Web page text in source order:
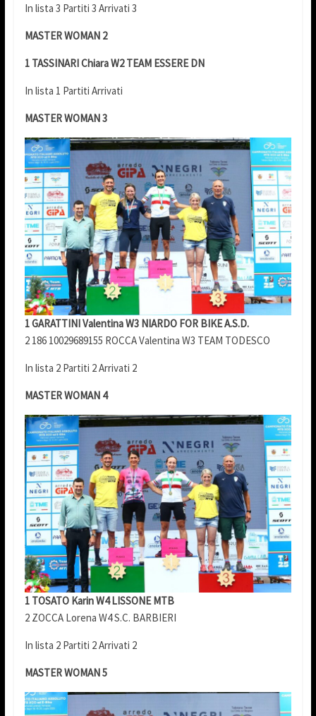
In lista 3 Partiti 3 Arrivati 3
MASTER WOMAN 2
1 TASSINARI Chiara W2 TEAM ESSERE DN
In lista 1 Partiti Arrivati
MASTER WOMAN 3
1 GARATTINI Valentina W3 NIARDO FOR BIKE A.S.D.
2 186 10029689155 ROCCA Valentina W3 TEAM TODESCO
In lista 2 Partiti 2 Arrivati 2
MASTER WOMAN 4
1 TOSATO Karin W4 LISSONE MTB
2 ZOCCA Lorena W4 S.C. BARBIERI
In lista 2 Partiti 2 Arrivati 2
MASTER WOMAN 5